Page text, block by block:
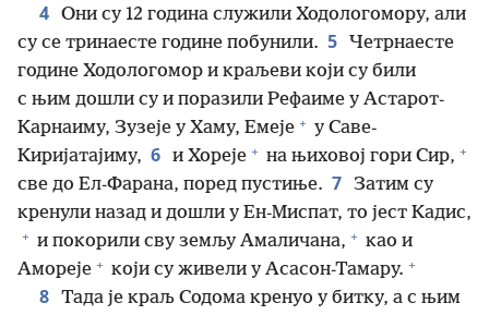
4 Они су 12 година служили Ходологомору, али
су се тринаесте године побунили. 5
Четрнаесте
године Ходологомор и краљеви који су били
с њим дошли су и поразили Рефаиме у Астарот-
Карнаиму, Зузеје у Хаму, Емеје + у Саве-
Киријатајиму, 6 и Хореје + на њиховој гори Сир, +
све до Ел-Фарана, поред пустиње. 7 Затим су
кренули назад и дошли у Ен-Миспат, то јест Кадис,
+ и покорили сву земљу Амаличана, + као и
Амореје + који су живели у Асасон-Тамару. +
8 Тада је краљ Содома кренуо у битку, а с њим